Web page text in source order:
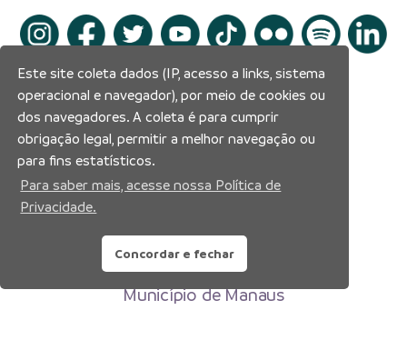
Prefeitura Municipal de Manaus
Município de Manaus
Este site coleta dados (IP, acesso a links, sistema
operacional e navegador), por meio de cookies ou
dos navegadores. A coleta é para cumprir
obrigação legal, permitir a melhor navegação ou
para fins estatísticos.
Para saber mais, acesse nossa Política de
Privacidade.
Concordar e fechar